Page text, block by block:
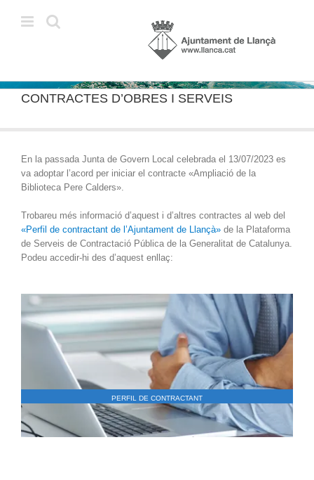
CONTRACTES D’OBRES I SERVEIS
En la passada Junta de Govern Local celebrada el 13/07/2023 es
va adoptar l’acord per iniciar el contracte «Ampliació de la
Biblioteca Pere Calders».
Trobareu més informació d’aquest i d’altres contractes al web del
«Perfil de contractant de l’Ajuntament de Llançà» de la Plataforma
de Serveis de Contractació Pública de la Generalitat de Catalunya.
Podeu accedir-hi des d’aquest enllaç:
PERFIL DE CONTRACTANT